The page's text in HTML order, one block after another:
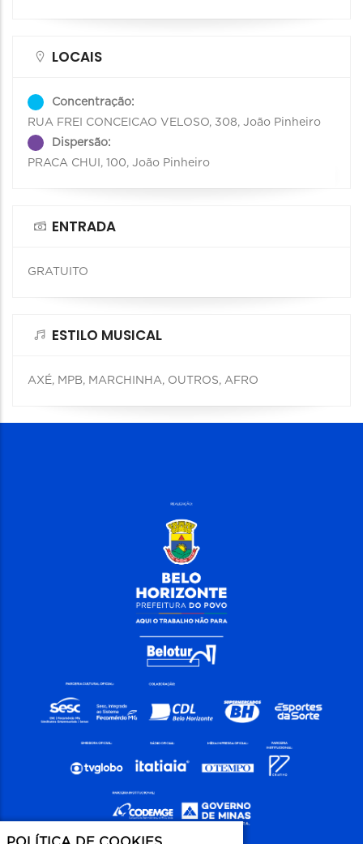
LOCAIS
Concentração:
RUA FREI CONCEICAO VELOSO, 308, João Pinheiro
Dispersão:
PRACA CHUI, 100, João Pinheiro
ENTRADA
GRATUITO
ESTILO MUSICAL
AXÉ, MPB, MARCHINHA, OUTROS, AFRO